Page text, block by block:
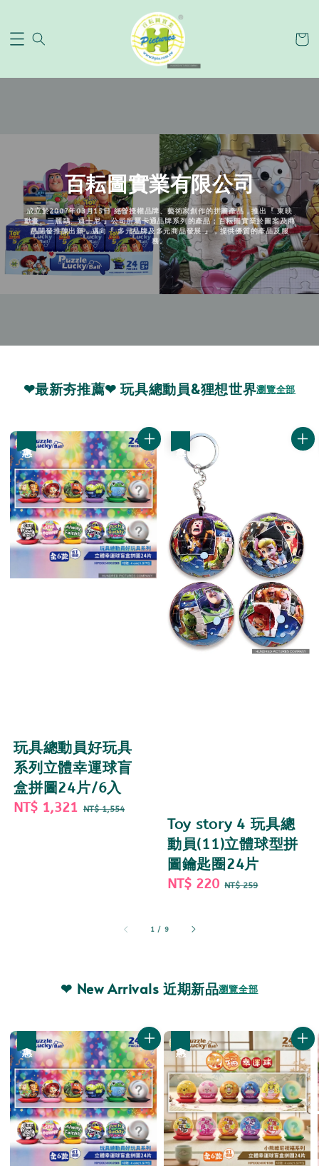
百耘圖實業有限公司
成立於2007年03月15日 經營授權品牌、藝術家創作的拼圖產品，推出『 東映
動畫、三麗鷗、迪士尼 』公司所屬卡通品牌系列的產品；百耘圖實業於圖案及商
品開發推陳出新，邁向『 多元品牌及多元商品發展 』，提供優質的產品及服
務。
❤最新夯推薦❤ 玩具總動員&狸想世界瀏覽全部
玩具總動員好玩具
系列立體幸運球盲
盒拼圖24片/6入
Sale
NT$ 1,321 Regular
NT$ 1,554
Toy story 4 玩具總
動員(11)立體球型拼
圖鑰匙圈24片
Sale
NT$ 220 Regular
NT$ 259
1 / 9
❤ New Arrivals 近期新品瀏覽全部